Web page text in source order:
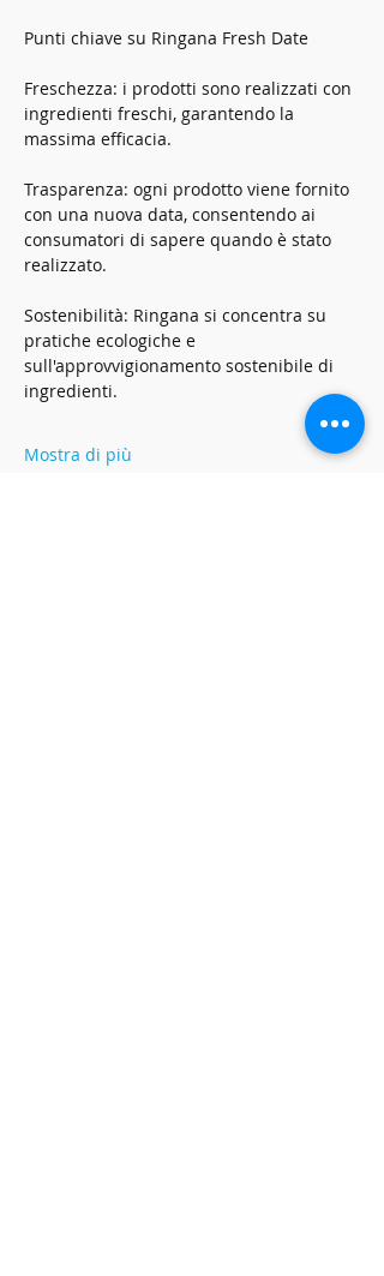
Punti chiave su Ringana Fresh Date
Freschezza: i prodotti sono realizzati con
ingredienti freschi, garantendo la
massima efficacia.
Trasparenza: ogni prodotto viene fornito
con una nuova data, consentendo ai
consumatori di sapere quando è stato
realizzato.
Sostenibilità: Ringana si concentra su
pratiche ecologiche e
sull'approvvigionamento sostenibile di
ingredienti.
Mostra di più